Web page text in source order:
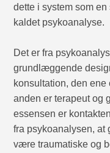
dette i system som
kaldet psykoanalyse.
Det er fra
grundlæggende
konsultation, den ene
anden er terapeut og
essensen er
fra psykoanalysen, at
være traumatiske og